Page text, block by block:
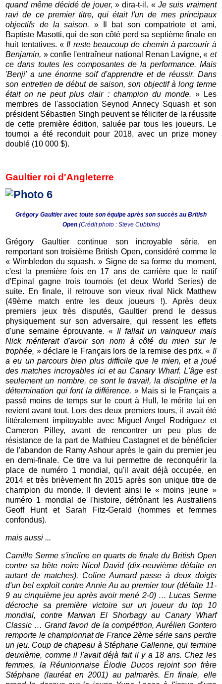
quand même décidé de jouer, » dira-t-il. «Je suis vraiment
ravi de ce premier titre, qui était l'un de mes principaux
objectifs de la saison. » Il bat son compatriote et ami,
Baptiste Masotti, qui de son côté perd sa septième finale en
huit tentatives. «Il reste beaucoup de chemin à parcourir à
Benjamin, » confie l'entraîneur national Renan Lavigne, « et
ce dans toutes les composantes de la performance. Mais
'Benji' a une énorme soif d'apprendre et de réussir. Dans
son entretien de début de saison, son objectif à long terme
était on ne peut plus clair : champion du monde. » Les
membres de l'association Seynod Annecy Squash et son
président Sébastien Singh peuvent se féliciter de la réussite
de cette première édition, saluée par tous les joueurs. Le
tournoi a été reconduit pour 2018, avec un prize money
doublé (10 000 $).
Gaultier roi d'Angleterre
Grégory Gaultier avec toute son équipe après son succès au British
Open (Crédit photo : Steve Cubbins)
Grégory Gaultier continue son incroyable série, en
remportant son troisième British Open, considéré comme le
« Wimbledon du squash. » Signe de sa forme du moment,
c'est la première fois en 17 ans de carrière que le natif
d'Epinal gagne trois tournois (et deux World Series) de
suite. En finale, il retrouve son vieux rival Nick Matthew
(49ème match entre les deux joueurs !). Après deux
premiers jeux très disputés, Gaultier prend le dessus
physiquement sur son adversaire, qui ressent les effets
d'une semaine éprouvante. « Il fallait un vainqueur mais
Nick mériterait d'avoir son nom à côté du mien sur le
trophée, » déclare le Français lors de la remise des prix. « Il
a eu un parcours bien plus difficile que le mien, et a joué
des matches incroyables ici et au Canary Wharf. L'âge est
seulement un nombre, ce sont le travail, la discipline et la
détermination qui font la différence. » Mais si le Français a
passé moins de temps sur le court à Hull, le mérite lui en
revient avant tout. Lors des deux premiers tours, il avait été
littéralement impitoyable avec Miguel Angel Rodriguez et
Cameron Pilley, avant de rencontrer un peu plus de
résistance de la part de Mathieu Castagnet et de bénéficier
de l'abandon de Ramy Ashour après le gain du premier jeu
en demi-finale. Ce titre va lui permettre de reconquérir la
place de numéro 1 mondial, qu'il avait déjà occupée, en
2014 et très brièvement fin 2015 après son unique titre de
champion du monde. Il devient ainsi le « moins jeune »
numéro 1 mondial de l'histoire, détrônant les Australiens
Geoff Hunt et Sarah Fitz-Gerald (hommes et femmes
confondus).
mais aussi ...
Camille Serme s'incline en quarts de finale du British Open
contre sa bête noire Nicol David (dix-neuvième défaite en
autant de matches). Coline Aumard passe à deux doigts
d'un bel exploit contre Annie Au au premier tour (défaite 11-
9 au cinquième jeu après avoir mené 2-0) … Lucas Serme
décroche sa première victoire sur un joueur du top 10
mondial, contre Marwan El Shorbagy au Canary Wharf
Classic … Grand favori de la compétition, Aurélien Gontero
remporte le championnat de France 2ème série sans perdre
un jeu. Coup de chapeau à Stéphane Gallenne, qui termine
deuxième, comme il l'avait déjà fait il y a 18 ans. Chez les
femmes, la Réunionnaise Élodie Ducos rejoint son frère
Stéphane (lauréat en 2001) au palmarès. En finale, elle